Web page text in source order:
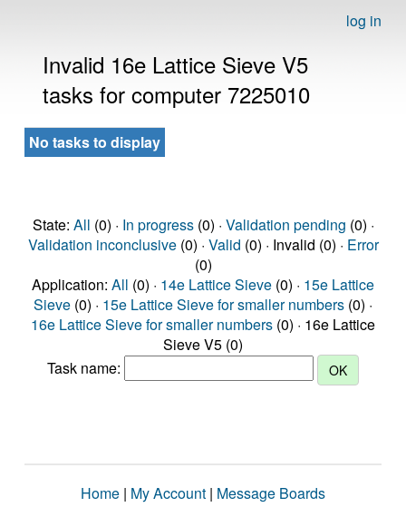
log in
Invalid 16e Lattice Sieve V5
tasks for computer 7225010
No tasks to display
State: All (0) · In progress(0) · Validation pending (0) ·
Validation inconclusive(0) · Valid (0) · Invalid (0) · Error
(0)
Application: All (0) · 14e Lattice Sieve (0) · 15e Lattice
Sieve (0) · 15e Lattice Sieve for smaller numbers (0) ·
16e Lattice Sieve for smaller numbers (0) · 16e Lattice
Sieve V5 (0)
Task name:
Home | My Account | Message Boards